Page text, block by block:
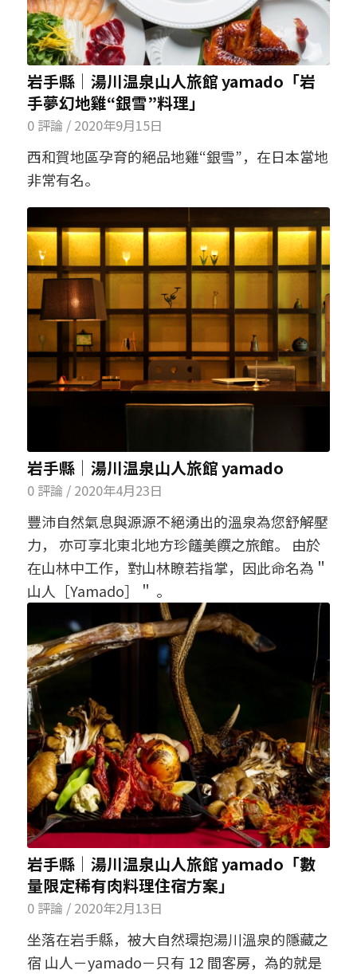
岩手縣│湯川温泉山人旅館 yamado「岩
手夢幻地雞“銀雪”料理」
0 評論 / 2020年9月15日
西和賀地區孕育的絕品地雞“銀雪”，在日本當地
非常有名。
岩手縣│湯川温泉山人旅館 yamado
0 評論 / 2020年4月23日
豐沛自然氣息與源源不絕湧出的溫泉為您舒解壓
力， 亦可享北東北地方珍饈美饌之旅館。 由於
在山林中工作，對山林瞭若指掌，因此命名為＂
山人［Yamado］＂ 。
岩手縣│湯川温泉山人旅館 yamado「數
量限定稀有肉料理住宿方案」
0 評論 / 2020年2月13日
坐落在岩手縣，被大自然環抱湯川溫泉的隱藏之
宿 山人－yamado－只有 12 間客房，為的就是